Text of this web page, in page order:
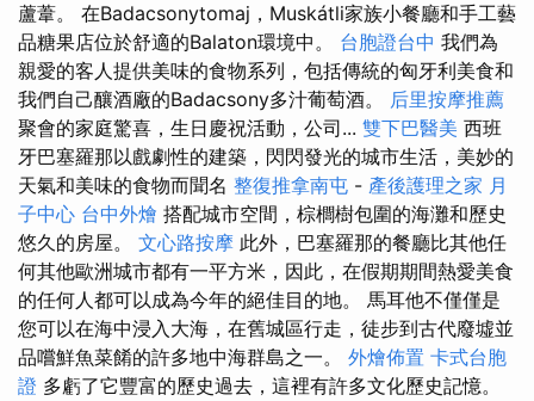
蘆葦。 在Badacsonytomaj，Muskátli家族小餐廳和手工藝
品糖果店位於舒適的Balaton環境中。 台胞證台中 我們為
親愛的客人提供美味的食物系列，包括傳統的匈牙利美食和
我們自己釀酒廠的Badacsony多汁葡萄酒。 后里按摩推薦
聚會的家庭驚喜，生日慶祝活動，公司... 雙下巴醫美 西班
牙巴塞羅那以戲劇性的建築，閃閃發光的城市生活，美妙的
天氣和美味的食物而聞名 整復推拿南屯 - 產後護理之家 月
子中心 台中外燴 搭配城市空間，棕櫚樹包圍的海灘和歷史
悠久的房屋。 文心路按摩 此外，巴塞羅那的餐廳比其他任
何其他歐洲城市都有一平方米，因此，在假期期間熱愛美食
的任何人都可以成為今年的絕佳目的地。 馬耳他不僅僅是
您可以在海中浸入大海，在舊城區行走，徒步到古代廢墟並
品嚐鮮魚菜餚的許多地中海群島之一。 外燴佈置 卡式台胞
證 多虧了它豐富的歷史過去，這裡有許多文化歷史記憶。